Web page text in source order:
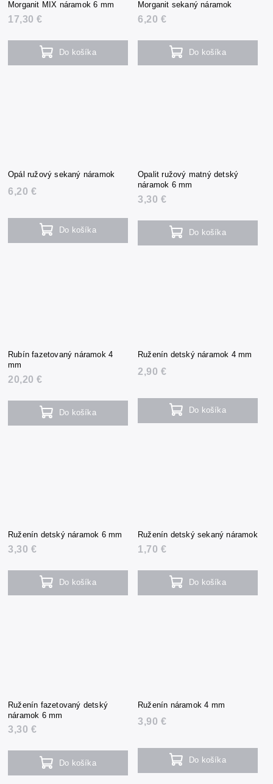
Morganit MIX náramok 6 mm
17,30 €
Do košíka
Morganit sekaný náramok
6,20 €
Do košíka
Opál ružový sekaný náramok
6,20 €
Do košíka
Opalit ružový matný detský
náramok 6 mm
3,30 €
Do košíka
Rubín fazetovaný náramok 4
mm
20,20 €
Do košíka
Ruženín detský náramok 4 mm
2,90 €
Do košíka
Ruženín detský náramok 6 mm
3,30 €
Do košíka
Ruženín detský sekaný náramok
1,70 €
Do košíka
Ruženín fazetovaný detský
náramok 6 mm
3,30 €
Do košíka
Ruženín náramok 4 mm
3,90 €
Do košíka